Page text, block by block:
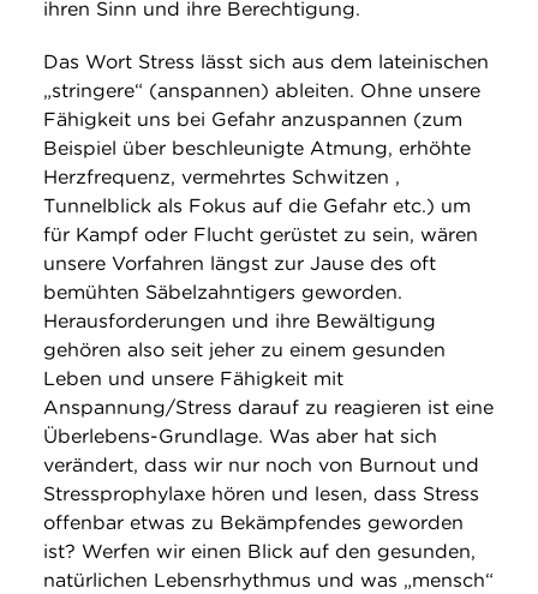
ihren Sinn und ihre Berechtigung.
Das Wort Stress lässt sich aus dem lateinischen
„stringere“ (anspannen) ableiten. Ohne unsere
Fähigkeit uns bei Gefahr anzuspannen (zum
Beispiel über beschleunigte Atmung, erhöhte
Herzfrequenz, vermehrtes Schwitzen ,
Tunnelblick als Fokus auf die Gefahr etc.) um
für Kampf oder Flucht gerüstet zu sein, wären
unsere Vorfahren längst zur Jause des oft
bemühten Säbelzahntigers geworden.
Herausforderungen und ihre Bewältigung
gehören also seit jeher zu einem gesunden
Leben und unsere Fähigkeit mit
Anspannung/Stress darauf zu reagieren ist eine
Überlebens-Grundlage. Was aber hat sich
verändert, dass wir nur noch von Burnout und
Stressprophylaxe hören und lesen, dass Stress
offenbar etwas zu Bekämpfendes geworden
ist? Werfen wir einen Blick auf den gesunden,
natürlichen Lebensrhythmus und was „mensch“